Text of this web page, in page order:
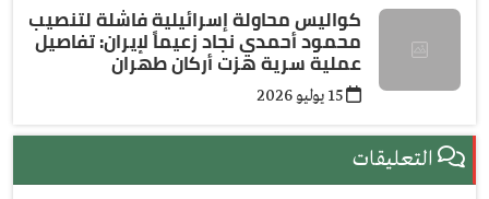
كواليس محاولة إسرائيلية فاشلة لتنصيب
محمود أحمدي نجاد زعيماً لإيران: تفاصيل
عملية سرية هزت أركان طهران
التعليقات